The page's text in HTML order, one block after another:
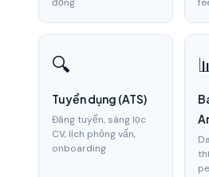
🔍
Tuyển dụng (ATS)
Đăng tuyển, sàng lọc
CV, lịch phỏng vấn,
onboarding